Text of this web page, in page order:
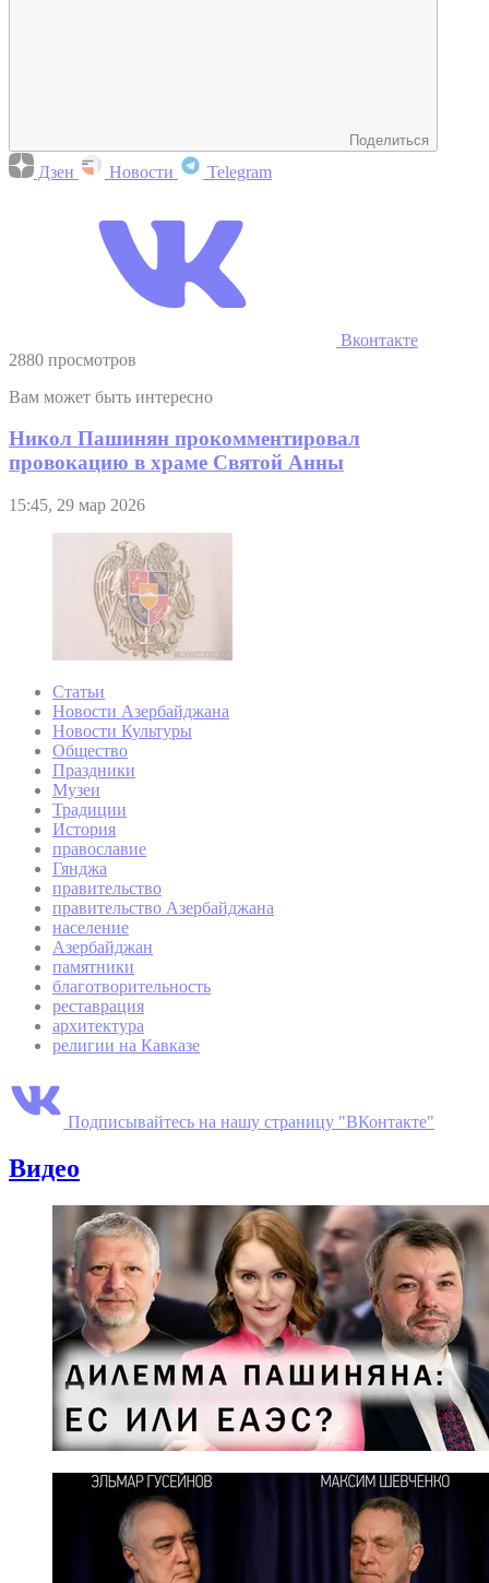
Поделиться
Дзен Новости Telegram
Вконтакте
2880 просмотров
Вам может быть интересно
Никол Пашинян прокомментировал
провокацию в храме Святой Анны
15:45, 29 мар 2026
Статьи
Новости Азербайджана
Новости Культуры
Общество
Праздники
Музеи
Традиции
История
православие
Гянджа
правительство
правительство Азербайджана
население
Азербайджан
памятники
благотворительность
реставрация
архитектура
религии на Кавказе
Подписывайтесь на нашу страницу "ВКонтакте"
Видео